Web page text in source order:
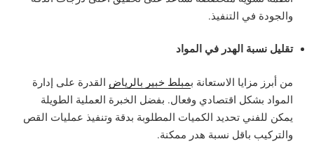
والجودة في التنفيذ.
تقليل نسبة الهدر في المواد
من أبرز مزايا الاستعانة بمبلط خبير بالرياض القدرة على إدارة
المواد بشكل اقتصادي وفعال. بفضل الخبرة العملية الطويلة
يمكن للفني تحديد الكميات المطلوبة بدقة وتنفيذ عمليات القص
والتركيب باقل نسبة هدر ممكنة.